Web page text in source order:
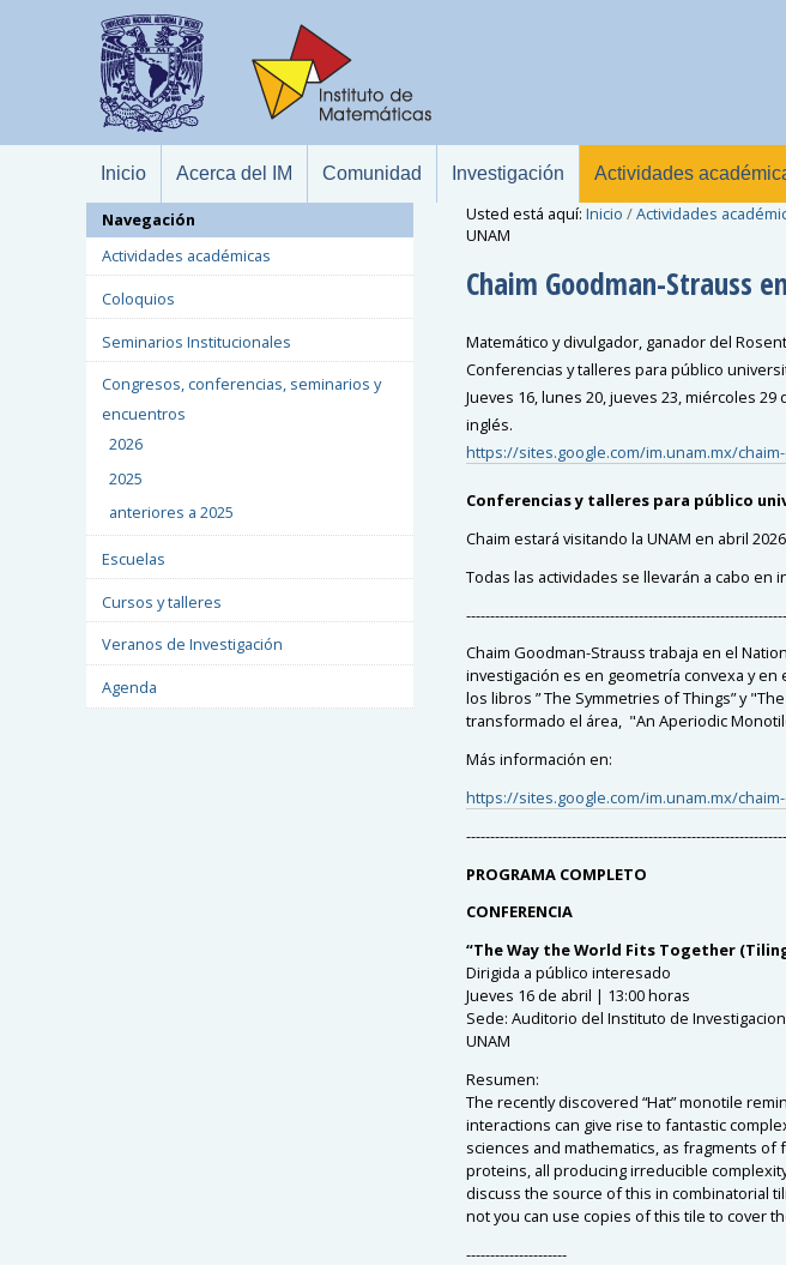
Inicio Acerca del IM Comunidad Investigación Actividades
Usted está aquí: Inicio /Actividades
UNAM
Chaim Goodman-Strauss
Matemático y divulgador, ganador del
Conferencias y talleres para público
Jueves 16, lunes 20, jueves 23, miércoles
inglés.
https://sites.google.com/im.unam.mx/
Conferencias y talleres para público
Chaim estará visitando la UNAM en abril
Todas las actividades se llevarán a cabo en
Chaim Goodman-Strauss trabaja en el
investigación es en geometría convexa y
los libros ” The Symmetries of Things” y
transformado el área, "An Aperiodic
Más información en:
https://sites.google.com/im.unam.mx/
PROGRAMA COMPLETO
CONFERENCIA
“The Way the World Fits Together
Dirigida a público interesado
Jueves 16 de abril | 13:00 horas
Sede: Auditorio del Instituto de
UNAM
Resumen:
The recently discovered “Hat” monotile
interactions can give rise to fantastic
sciences and mathematics, as fragments of
proteins, all producing irreducible
discuss the source of this in combinatorial
not you can use copies of this tile to cover
---------------------
Navegación
Actividades académicas
Coloquios
Seminarios Institucionales
Congresos, conferencias, seminarios y
encuentros
2026
2025
anteriores a 2025
Escuelas
Cursos y talleres
Veranos de Investigación
Agenda